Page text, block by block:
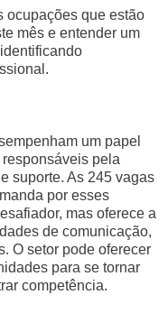
ocupações que estão
mês e entender um
um papel
pela
suporte. As 245 vagas
por esses
mas oferece a
de comunicação,
O setor pode oferecer
para se tornar
competência.